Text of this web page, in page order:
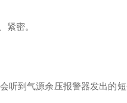
紧密。
听到气源余压报警器发出的